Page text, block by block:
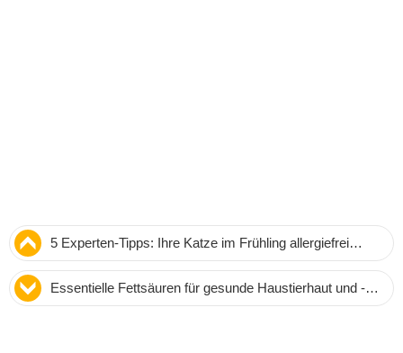
5 Experten-Tipps: Ihre Katze im Frühling allergiefrei
halten – Von Tierarzt Dr. Patrick Mahaney
Essentielle Fettsäuren für gesunde Haustierhaut und -
Fell: Expertenwissen von Dr. Randy Kidd